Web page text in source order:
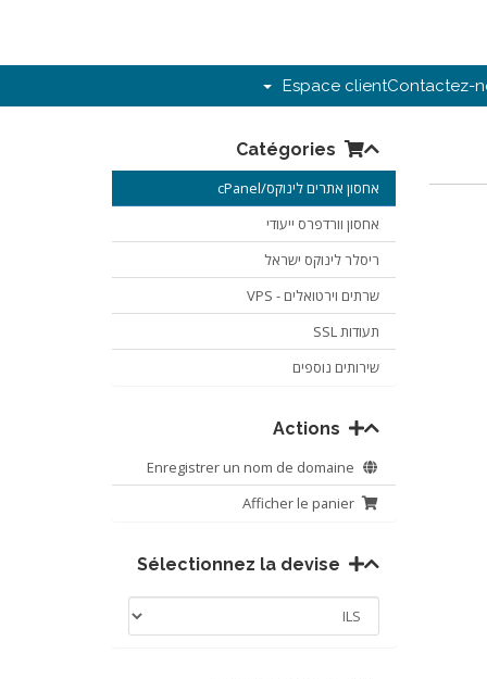
Contactez-
Espace client
Catégories
אחסון אתרים לינוקס/cPanel
אחסון וורדפרס ייעודי
ריסלר לינוקס ישראל
שרתים וירטואלים - VPS
תעודות SSL
שירותים נוספים
Afficher le panier